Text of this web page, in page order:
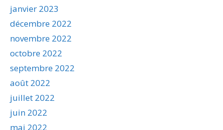
janvier 2023
décembre 2022
novembre 2022
octobre 2022
septembre 2022
août 2022
juillet 2022
juin 2022
mai 2022